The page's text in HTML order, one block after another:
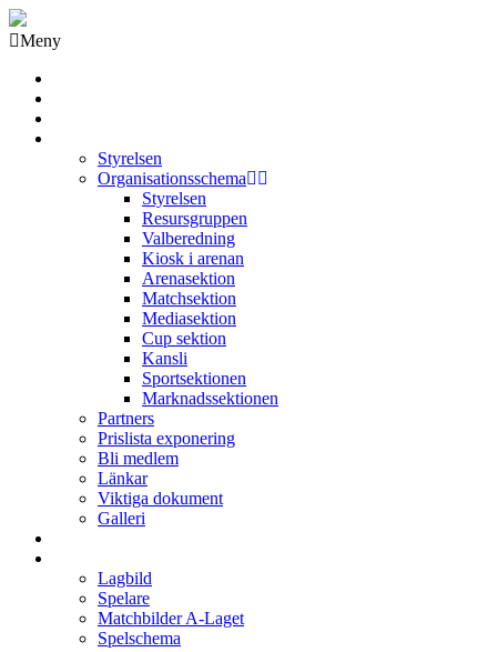
Meny
Styrelsen
Organisationsschema
Styrelsen
Resursgruppen
Valberedning
Kiosk i arenan
Arenasektion
Matchsektion
Mediasektion
Cup sektion
Kansli
Sportsektionen
Marknadssektionen
Partners
Prislista exponering
Bli medlem
Länkar
Viktiga dokument
Galleri
Lagbild
Spelare
Matchbilder A-Laget
Spelschema